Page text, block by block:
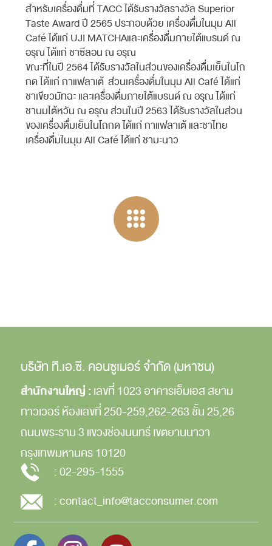
สำหรับเครื่องดื่มที่ TACC ได้รับรางวัลรางวัล Superior
Taste Award ปี 2565 ประกอบด้วย เครื่องดื่มในมุม All
Café ได้แก่ UJI MATCHAและเครื่องดื่มภายใต้แบรนด์ ณ
อรุณ ได้แก่ ชาซีลอน ณ อรุณ
ขณะที่ในปี 2564 ได้รับรางวัลในส่วนของเครื่องดื่มเย็นในโถ
กด ได้แก่ กาแฟลาเต้ ส่วนเครื่องดื่มในมุม All Café ได้แก่
ชาเขียวมัทฉะ และเครื่องดื่มภายใต้แบรนด์ ณ อรุณ ได้แก่
ชานมไต้หวัน ณ อรุณ ส่วนในปี 2563 ได้รับรางวัลในส่วน
ของเครื่องดื่มเย็นในโถกด ได้แก่ กาแฟลาเต้ และชาไทย
เครื่องดื่มในมุม All Café ได้แก่ ชามะนาว
บริษัท ที.เอ.ซี. คอนซูเมอร์ จำกัด (มหาชน)
สำนักงานใหญ่ : เลขที่ 1023 อาคารเอ็มเอส สยาม
ทาวเวอร์ห้องเลขที่ 250-259,262-263ชั้น 25,26
ถนนพระราม 3 แขวงช่องนนทรีเขตยานนาวา
กรุงเทพมหานคร10120
:02-295-1555
:contact_info@tacconsumer.com